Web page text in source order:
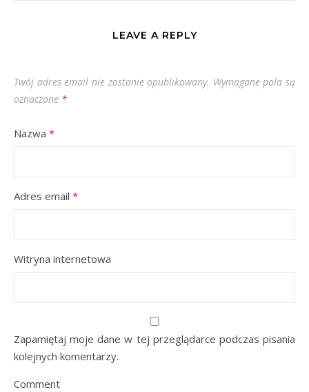
LEAVE A REPLY
Twój adres email nie zostanie opublikowany. Wymagane pola są
oznaczone *
Nazwa *
Adres email *
Witryna internetowa
Zapamiętaj moje dane w tej przeglądarce podczas pisania
kolejnych komentarzy.
Comment